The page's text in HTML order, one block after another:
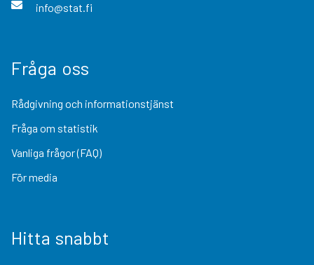
info@stat.fi
Fråga oss
Rådgivning och informationstjänst
Fråga om statistik
Vanliga frågor (FAQ)
För media
Hitta snabbt